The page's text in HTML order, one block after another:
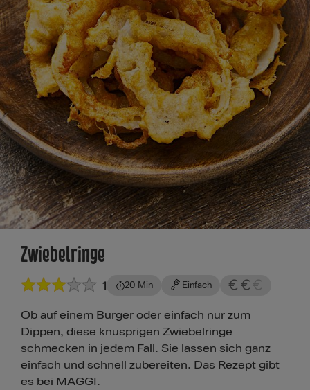
Zwiebelringe
1 20 Min Einfach
Ob auf einem Burger oder einfach nur zum
Dippen, diese knusprigen Zwiebelringe
schmecken in jedem Fall. Sie lassen sich ganz
einfach und schnell zubereiten. Das Rezept gibt
es bei MAGGI.